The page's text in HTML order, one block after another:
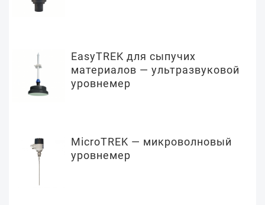
EasyTREK для сыпучих
материалов — ультразвуковой
уровнемер
MicroTREK — микроволновый
уровнемер